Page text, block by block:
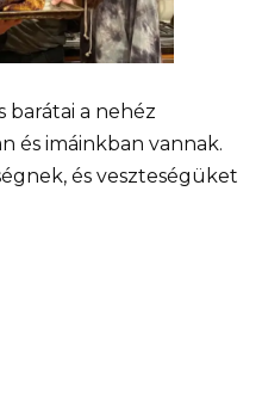
barátai a nehéz
és imáinkban vannak.
és veszteségüket